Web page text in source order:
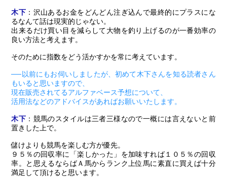
木下 ：沢山あるお金をどんどん注ぎ込んで最終的にプラスにな
るなんて話は現実的じゃない。
出来るだけ買い目を減らして大物を釣り上げるのが一番効率の
良い方法と考えます。
そのために指数をどう活かすかを常に考えています。
──以前にもお伺いしましたが、初めて木下さんを知る読者さん
もいると思いますので、
現在販売されてるアルファベース予想について、
活用法などのアドバイスがあればお願いいたします。
木下 ：競馬のスタイルは三者三様なので一概には言えないと前
置きした上で。
儲けよりも競馬を楽しむ方が優先。
９５％の回収率に「楽しかった」を加味すれば１０５％の回収
率。と思えるならばＡ馬からランク上位馬に素直に買えば十分
満足して頂けると思います。